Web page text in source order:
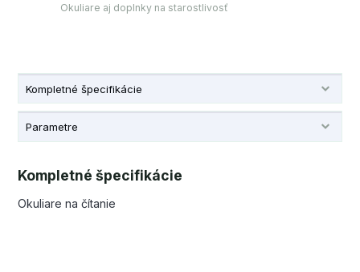
Okuliare aj doplnky na starostlivosť
Kompletné špecifikácie
Parametre
Kompletné špecifikácie
Okuliare na čítanie